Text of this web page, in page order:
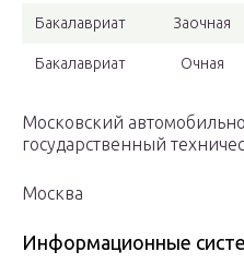
Бакалавриат Заочная
Бакалавриат Очная
Московский
государственный
Москва
Информационные